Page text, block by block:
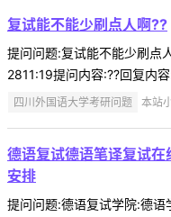
复试能不能少刷点人啊??
提问问题:复试能不能少刷
2811:19提问内容:??回复内
四川外国语大学考研问题 本站
德语复试德语笔译复试
安排
提问问题:德语复试学院:德